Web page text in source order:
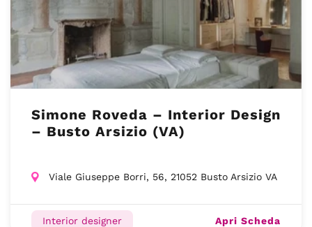
Simone Roveda – Interior Design
– Busto Arsizio (VA)
Viale Giuseppe Borri, 56, 21052 Busto Arsizio VA
Interior designer Apri Scheda